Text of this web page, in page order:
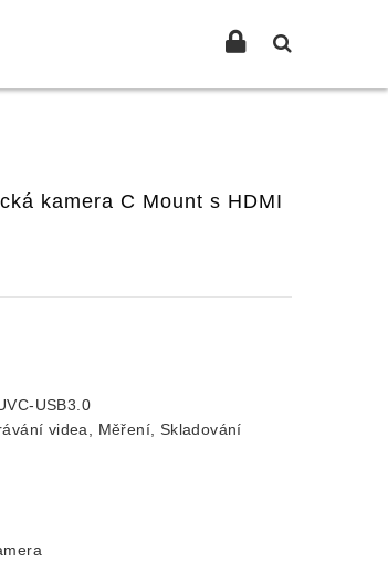
kamera C Mount s HDMI
USB3.0
videa, Měření, Skladování